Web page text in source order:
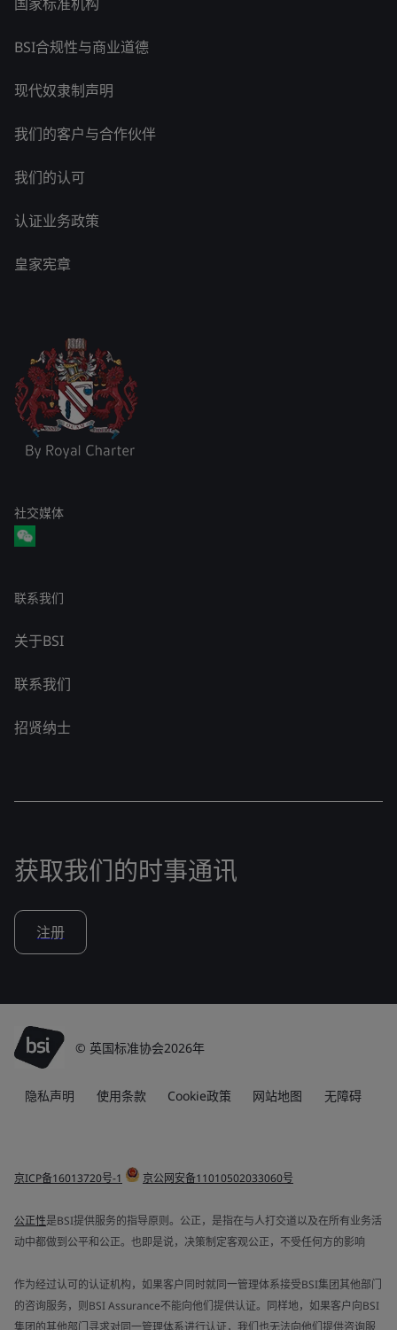
BSI合规性与商业道德
现代奴隶制声明
我们的客户与合作伙伴
我们的认可
认证业务政策
皇家宪章
社交媒体
联系我们
关于BSI
联系我们
招贤纳士
获取我们的时事通讯
注册
© 英国标准协会2026年
隐私声明 使用条款 Cookie政策 网站地图 无障碍
京ICP备16013720号-1 京公网安备11010502033060号
公正性是BSI提供服务的指导原则。公正，是指在与人打交道以及在所有业务活
动中都做到公平和公正。也即是说，决策制定客观公正，不受任何方的影响
作为经过认可的认证机构，如果客户同时就同一管理体系接受BSI集团其他部门
的咨询服务，则BSI Assurance不能向他们提供认证。同样地，如果客户向BSI
集团的其他部门寻求对同一管理体系进行认证，我们也无法向他们提供咨询服